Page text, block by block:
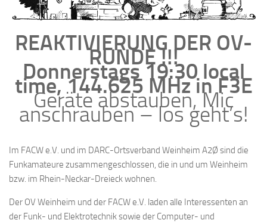
REAKTIVIERUNG DER OV-
RUNDE !!!
Donnerstags 19:30 local
time, 144.625 MHz in F3E
Geräte abstauben, Mic
anschrauben – los geht’s!
Im FACW e.V. und im DARC-Ortsverband Weinheim A2Ø sind die
Funkamateure zusammengeschlossen, die in und um Weinheim
bzw. im Rhein-Neckar-Dreieck wohnen.
Der OV Weinheim und der FACW e.V. laden alle Interessenten an
der Funk- und Elektrotechnik sowie der Computer- und